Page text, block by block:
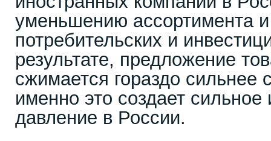
уменьшению ассортимента и
потребительских и
результате, предложение
сжимается гораздо сильнее
именно это создает
давление в России.